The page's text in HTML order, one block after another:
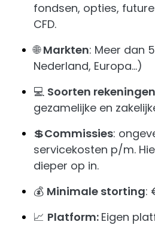
fondsen, opties,
CFD.
🌐Markten: Meer dan
Nederland, Europa…)
💻 Soorten
gezamelijke en
💲Commissies:
servicekosten p/m.
dieper op in.
💰 Minimale storting:
📈 Platform: Eigen